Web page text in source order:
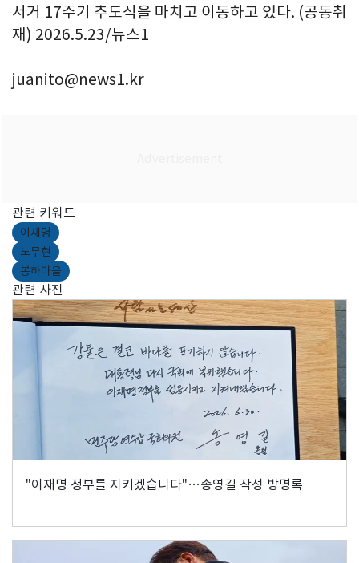
서거 17주기 추도식을 마치고 이동하고 있다. (공동취
재) 2026.5.23/뉴스1
juanito@news1.kr
관련 키워드
이재명
노무현
봉하마을
관련 사진
"이재명 정부를 지키겠습니다"…송영길 작성 방명록